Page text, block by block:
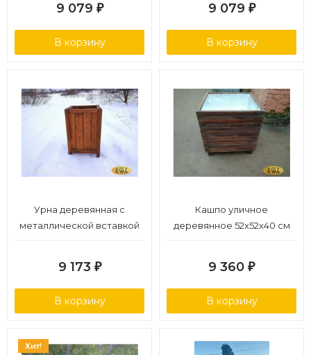
9 079 ₽
В корзину
9 079 ₽
В корзину
Урна деревянная с
металлической вставкой
9 173 ₽
В корзину
Кашпо уличное
деревянное 52х52х40 см
9 360 ₽
В корзину
Хит!